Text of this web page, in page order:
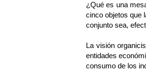
¿Qué es una
cinco objetos que
conjunto sea,
La visión
entidades
consumo de los